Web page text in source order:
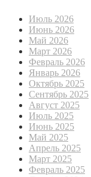
Июль 2026
Июнь 2026
Май 2026
Март 2026
Февраль 2026
Январь 2026
Октябрь 2025
Сентябрь 2025
Август 2025
Июль 2025
Июнь 2025
Май 2025
Апрель 2025
Март 2025
Февраль 2025